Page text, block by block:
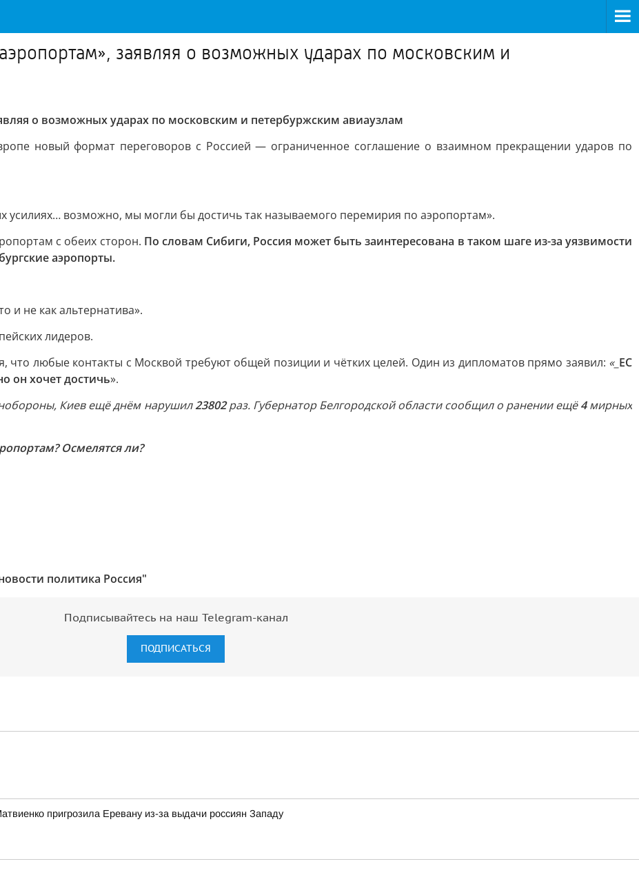
заявляя о возможных ударах по московским и
о возможных ударах по московским и петербуржским авиаузлам
новый формат переговоров с Россией — ограниченное соглашение о взаимном прекращении ударов по
возможно, мы могли бы достичь так называемого перемирия по аэропортам».
с обеих сторон. По словам Сибиги, Россия может быть заинтересована в таком шаге из-за уязвимости
аэропорты.
и не как альтернатива».
лидеров.
что любые контакты с Москвой требуют общей позиции и чётких целей. Один из дипломатов прямо заявил: «_ ЕС
он хочет достичь».
Киев ещё днём нарушил23802раз. Губернатор Белгородской области сообщил о ранении ещё4мирных
Осмелятся ли?
политика Россия"
Подписывайтесь на наш Telegram-канал
ПОДПИСАТЬСЯ
пригрозила Еревану из-за выдачи россиян Западу